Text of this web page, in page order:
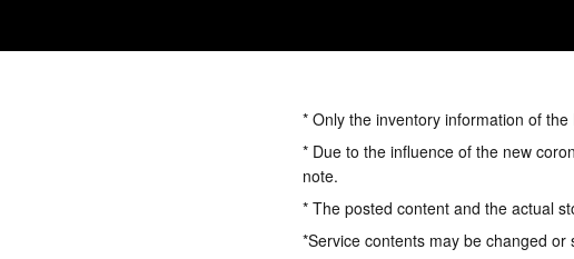
* Only the inventory information of
* Due to the influence of the new
note.
* The posted content and the actual
*Service contents may be changed